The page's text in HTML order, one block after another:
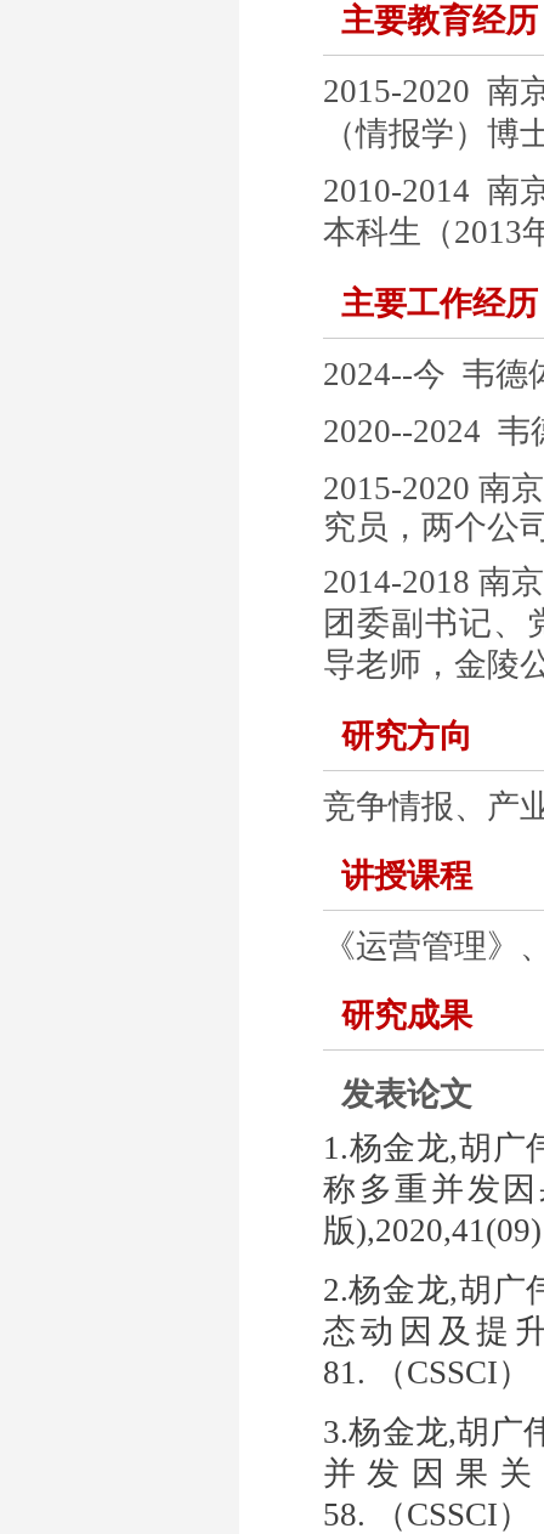
主要教育经历
2015-2020 南
（情报学）博
2010-2014 南
本科生（2013
主要工作经历
2024--今 韦德
2020--2024 韦
2015-2020 南
究员，两个公
2014-2018 南
团委副书记、
导老师，金陵
研究方向
竞争情报、产
讲授课程
《运营管理》
研究成果
发表论文
1.杨金龙,胡广
称多重并发
版
2.杨金龙,胡广
态动因及提
81.
（CSSCI）
3.杨金龙,胡广
并发因果
58.
（CSSCI）